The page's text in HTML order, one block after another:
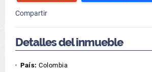
Compartir
Detalles del inmueble
País: Colombia